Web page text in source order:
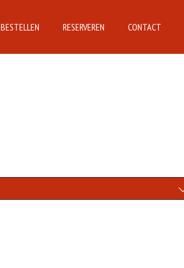
BESTELLEN RESERVEREN CONTACT